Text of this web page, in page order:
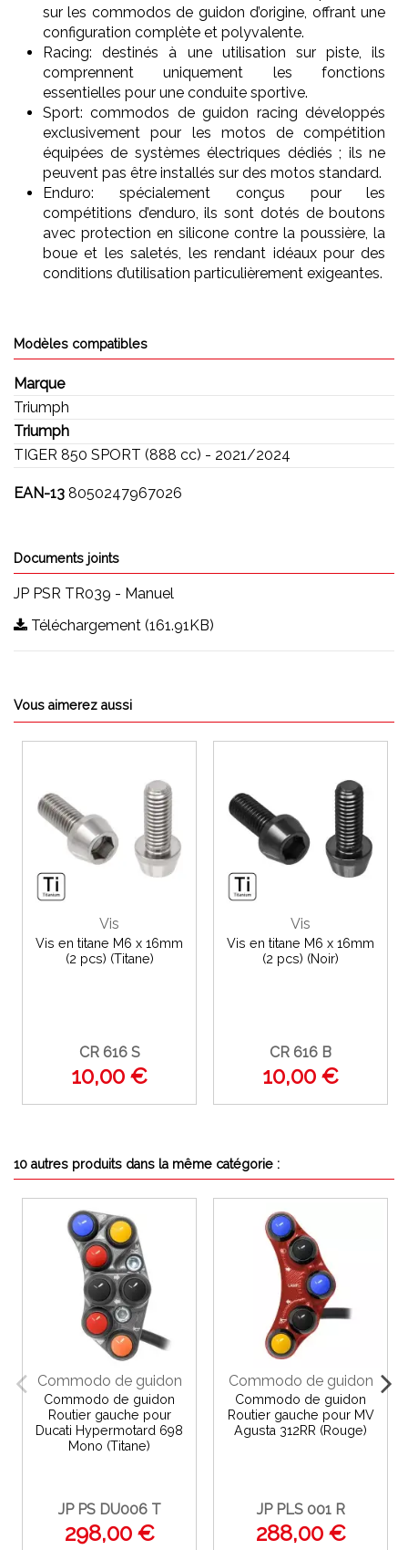
sur les commodos de guidon d’origine, offrant une
configuration complète et polyvalente.
Racing: destinés à une utilisation sur piste, ils
comprennent uniquement les fonctions
essentielles pour une conduite sportive.
Sport: commodos de guidon racing développés
exclusivement pour les motos de compétition
équipées de systèmes électriques dédiés ; ils ne
peuvent pas être installés sur des motos standard.
Enduro: spécialement conçus pour les
compétitions d’enduro, ils sont dotés de boutons
avec protection en silicone contre la poussière, la
boue et les saletés, les rendant idéaux pour des
conditions d’utilisation particulièrement exigeantes.
Modèles compatibles
Marque
Triumph
Triumph
TIGER 850 SPORT (888 cc) - 2021/2024
EAN-13 8050247967026
Documents joints
JP PSR TR039 - Manuel
Téléchargement (161.91KB)
Vous aimerez aussi
Vis
Vis en titane M6 x 16mm
(2 pcs) (Titane)
CR 616 S
10,00 €
Vis
Vis en titane M6 x 16mm
(2 pcs) (Noir)
CR 616 B
10,00 €
10 autres produits dans la même catégorie :
Commodo de guidon
Commodo de guidon
Routier gauche pour
Ducati Hypermotard 698
Mono (Titane)
JP PS DU006 T
298,00 €
Commodo de guidon
Commodo de guidon
Routier gauche pour MV
Agusta 312RR (Rouge)
JP PLS 001 R
288,00 €